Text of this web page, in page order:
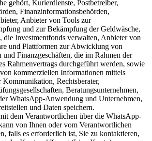
gehört, Kurierdienste, Postbetreiber,
Finanzinformationsbehörden,
Anbieter von Tools zur
und zur Bekämpfung der Geldwäsche,
die Investmentfonds verwalten, Anbieter von
und Plattformen zur Abwicklung von
und Finanzgeschäften, die im Rahmen der
Rahmenvertrags durchgeführt werden, sowie
kommerziellen Informationen mittels
Kommunikation, Rechtsberater,
Beratungsunternehmen,
WhatsApp-Anwendung und Unternehmen,
und Daten speichern.
dem Verantwortlichen über die WhatsApp-
von Ihnen oder vom Verantwortlichen
falls es erforderlich ist, Sie zu kontaktieren,